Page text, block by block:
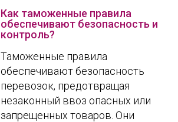
Как таможенные правила
обеспечивают безопасность и
контроль?
Таможенные правила
обеспечивают безопасность
перевозок, предотвращая
незаконный ввоз опасных или
запрещенных товаров. Они